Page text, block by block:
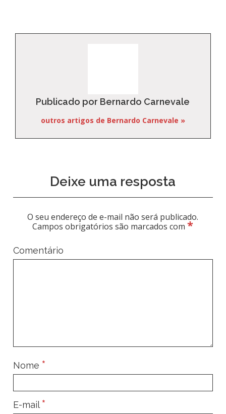
Publicado por Bernardo Carnevale
outros artigos de Bernardo Carnevale »
Deixe uma resposta
O seu endereço de e-mail não será publicado.
Campos obrigatórios são marcados com*
Comentário
Nome *
E-mail *